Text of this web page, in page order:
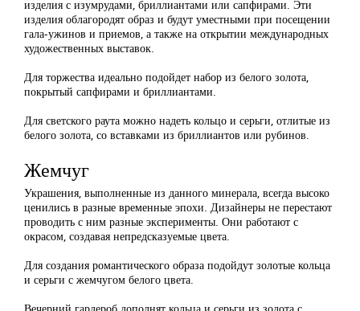
изделия с изумрудами, бриллиантами или сапфирами. Эти
изделия облагородят образ и будут уместными при посещении
гала-ужинов и приемов, а также на открытии международных
художественных выставок.
Для торжества идеально подойдет набор из белого золота,
покрытый сапфирами и бриллиантами.
Для светского раута можно надеть кольцо и серьги, отлитые из
белого золота, со вставками из бриллиантов или рубинов.
Жемчуг
Украшения, выполненные из данного минерала, всегда высоко
ценились в разные временные эпохи. Дизайнеры не перестают
проводить с ним разные эксперименты. Они работают с
окрасом, создавая непредсказуемые цвета.
Для создания романтического образа подойдут золотые кольца
и серьги с жемчугом белого цвета.